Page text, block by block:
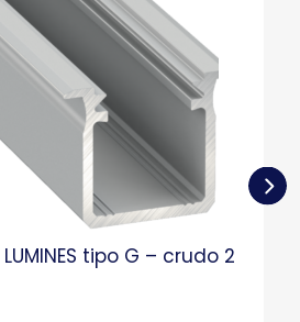
tipo G – crudo 2